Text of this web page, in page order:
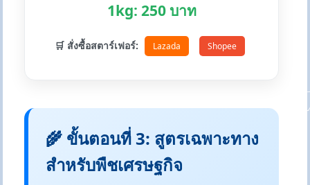
1kg: 250 บาท
🛒 สั่งซื้อสตาร์เฟอร์: Lazada Shopee
🌾 ขั้นตอนที่ 3: สูตรเฉพาะทาง
สำหรับพืชเศรษฐกิจ